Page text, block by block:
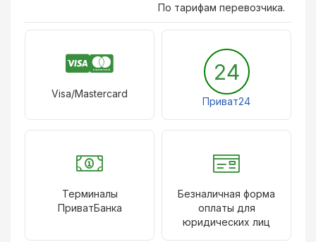
По тарифам перевозчика.
Visa/Mastercard
24
Приват24
Терминалы
ПриватБанка
Безналичная форма
оплаты для
юридических лиц